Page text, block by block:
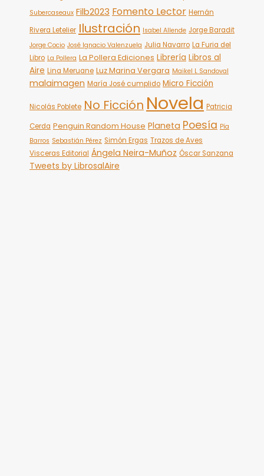
Subercaseaux Filb2023 Fomento Lector Hernán
Rivera Letelier Ilustración Isabel Allende Jorge Baradit
Jorge Cocio José Ignacio Valenzuela Julia Navarro La Furia del
Libro La Pollera La Pollera Ediciones Librería Libros al
Aire Lina Meruane Luz Marina Vergara Maikel L Sandoval
malaimagen María José cumplido Micro Ficción
Nicolás Poblete No Ficción Novela Patricia
Cerda Penguin Random House Planeta Poesía Pía
Barros Sebastián Pérez Simón Ergas Trazos de Aves
Visceras Editorial Ángela Neira-Muñoz Óscar Sanzana
Tweets by LibrosalAire